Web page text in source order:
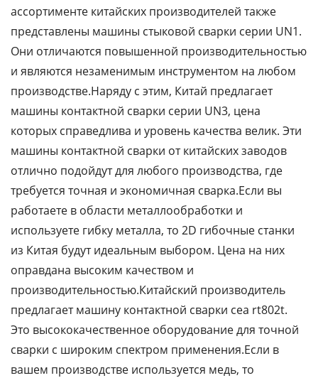
ассортименте китайских производителей также
представлены машины стыковой сварки серии UN1.
Они отличаются повышенной производительностью
и являются незаменимым инструментом на любом
производстве.Наряду с этим, Китай предлагает
машины контактной сварки серии UN3, цена
которых справедлива и уровень качества велик. Эти
машины контактной сварки от китайских заводов
отлично подойдут для любого производства, где
требуется точная и экономичная сварка.Если вы
работаете в области металлообработки и
используете гибку металла, то 2D гибочные станки
из Китая будут идеальным выбором. Цена на них
оправдана высоким качеством и
производительностью.Китайский производитель
предлагает машину контактной сварки cea rt802t.
Это высококачественное оборудование для точной
сварки с широким спектром применения.Если в
вашем производстве используется медь, то